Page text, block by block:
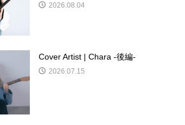
2026.08.04
Cover Artist | Chara -後編-
2026.07.15